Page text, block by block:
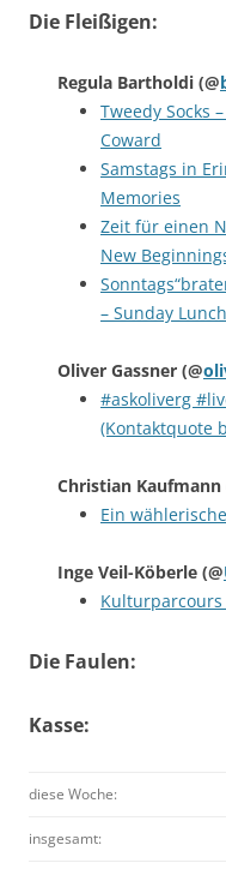
Die Fleißigen:
Regula Bartholdi (@
Tweedy Socks
Coward
Samstags in
Memories
Zeit für einen
New
– Sunday Lunch
Oliver Gassner (@
#askoliverg
(Kontaktquote
Christian Kaufmann
Ein
Inge Veil-Köberle (@
Die Faulen:
Kasse:
diese Woche:
insgesamt: